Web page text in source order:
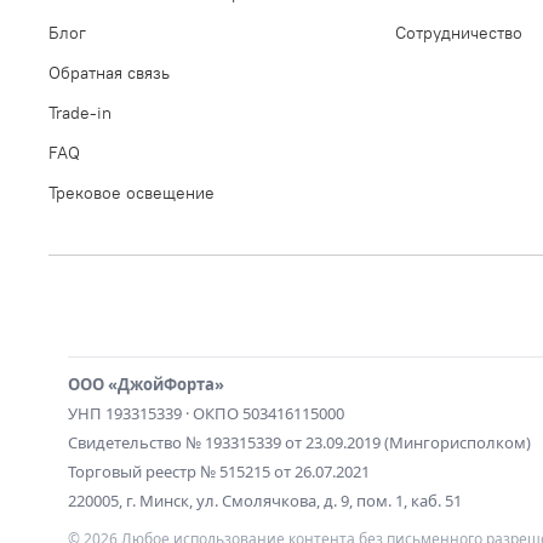
Блог
Обратная связь
Trade-in
FAQ
Трековое освещение
Сотрудничество
ООО «ДжойФорта»
УНП 193315339 · ОКПО 503416115000
Свидетельство № 193315339 от 23.09.2019 (Мингорисполком)
Торговый реестр № 515215 от 26.07.2021
220005, г. Минск, ул. Смолячкова, д. 9, пом. 1, каб. 51
© 2026 Любое использование контента без письменного